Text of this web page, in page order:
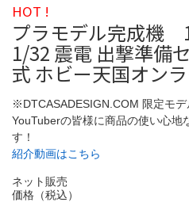
HOT !
プラモデル完成機
1/32 震電 出撃準備
式 ホビー天国オン
※DTCASADESIGN.COM 限定モデ
YouTuberの皆様に商品の使い心地
す！
紹介動画はこちら
ネット販売
価格（税込）